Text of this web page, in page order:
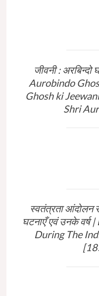
जीवनी :
Aurobindo
Ghosh ki
Shri
स्वतंत्रता आंदोलन
घटनाएँ एवं उनके
During The